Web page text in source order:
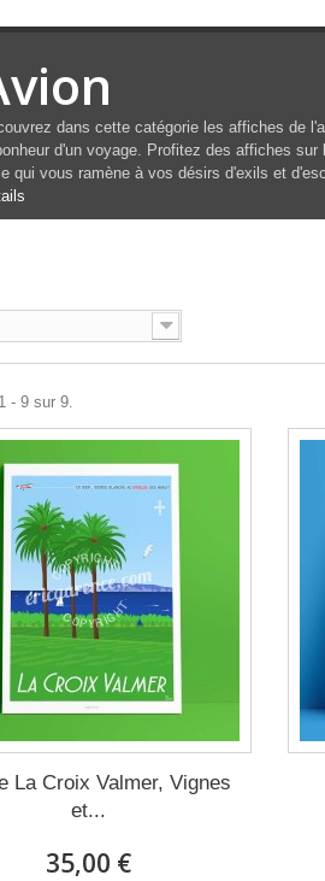
dans cette catégorie les affiches de
d'un voyage. Profitez des affiches sur
qui vous ramène à vos désirs d'exils et
- 9 sur 9.
La Croix Valmer, Vignes
et...
35,00 €